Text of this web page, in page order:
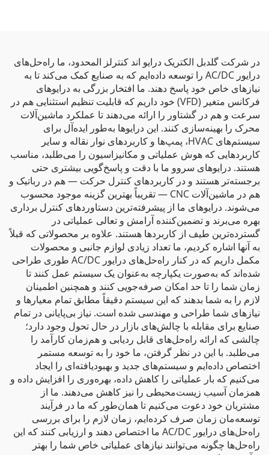
در شرکت گلدبل الکتریک درایو اند کنترلز المحدود، ما راه‌حل‌های
درایور AC/DC را توسعه داده‌ایم که به صنایع کمک می‌کند تا به
نیازهای خاص خود پاسخ دهند. ما افتخار بزرگی به درایوهای
فرکانس متغیر (VFD) خود داریم که قابلیت تنظیم استثنایی هم در
سرعت و هم در گشتاور را ارائه می‌دهند تا عملکرد ماشین‌آلات
محرک را بهینه‌سازی کنند. این درایوها به‌طور ایده‌آل برای
سیستم‌های HVAC، پمپ‌ها و کاربردهای نوار نقاله و سایر
کاربردهایی که هوش عملیاتی و مکانیزاسیون را می‌طلبد، مناسب
هستند. درایوهای سروو ما با دقت و پاسخ‌گویی بیشتری حتی
برجسته‌تر هستند و در کاربردهای کنترل حرکت — هم در رباتیک و
هم در ماشین‌آلات CNC — تقریباً بهترین گزینه موجود محسوب
می‌شوند. درایوهای ما از پیشرفته‌ترین دستاوردهای کنترل برداری
بهره می‌برند و تضمین‌کننده آرامش و تعالی عملیاتی در
گسترده‌ترین طیف از کاربردها هستند. علاوه بر محصولاتی که قبلاً
به آنها اشاره کردیم، ما تعداد زیادی لوازم جانبی و محصولات
مکمل داریم که در کنار راه‌حل‌های درایور AC/DC طوری طراحی
شده‌اند که به‌صورت یکپارچه به‌عنوان یک سیستم عمل کنند تا
زمان شما را تا حد امکان صرفه‌جویی کنند و همچنین اطمینان
لازم را به شما بدهند که این سیستم دقیقاً مطابق تمام معیارها و
نیازهای شما طراحی و مهندسی شده است. نیاز بی‌پایانی در تمام
صنایع برای مقابله با چالش‌های بازار در حال تحول وجود دارد؛
چالشی که ارائه راه‌حل‌های قابل ردیابی و هم‌زمان کارآمد را
می‌طلبد. با این در نظر گرفتن، ما خود را به توسعه مستمر
اختصاص داده‌ایم و سیستم‌های جدید و بهبودیافته‌ای را ایجاد
می‌کنیم که بار عملیاتی را کاهش داده، بهره‌وری را افزایش داده و
همزمان آسیب زیست‌محیطی را نیز کاهش می‌دهند. ما از
مشتریان خود دعوت می‌کنیم تا همان‌طور که ما در فرآیند
توسعه‌مان زمان صرف کرده‌ایم، زمان لازم را برای بررسی
راه‌حل‌های درایور AC/DC ما اختصاص دهند و ارزیابی کنند که این
راه‌حل‌ها چگونه می‌توانند نیازهای عملیاتی خاص شما را بهتر